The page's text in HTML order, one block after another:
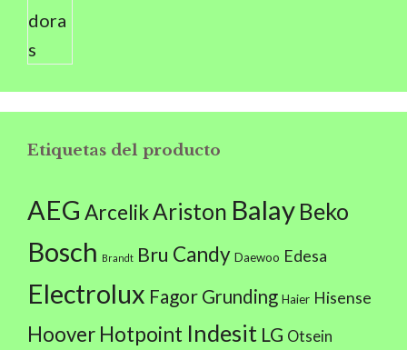
Etiquetas del producto
AEG ArcelikAriston Balay Beko
Bosch Brandt Bru Candy Daewoo Edesa
Electrolux Fagor Grunding Haier Hisense
Hoover Hotpoint Indesit LG Otsein